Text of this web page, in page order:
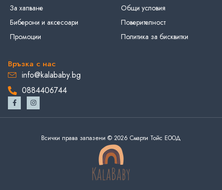
За хапване
Биберони и аксесоари
Промоции
Общи условия
Поверителност
Политика за бисквитки
Връзка с нас
info@kalababy.bg
0884406744
Всички права запазени © 2026 Смарти Тойс ЕООД